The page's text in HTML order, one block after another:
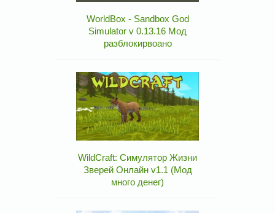
WorldBox - Sandbox God
Simulator v 0.13.16 Мод
разблокирвоано
WildCraft: Симулятор Жизни
Зверей Онлайн v1.1 (Мод
много денег)